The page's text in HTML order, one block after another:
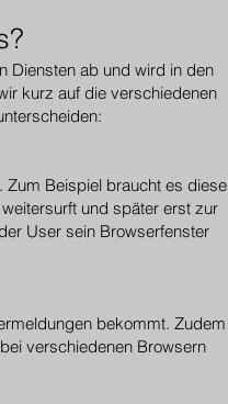
Diensten ab und wird in den
kurz auf die verschiedenen
Zum Beispiel braucht es diese
und später erst zur
User sein Browserfenster
bekommt. Zudem
verschiedenen Browsern